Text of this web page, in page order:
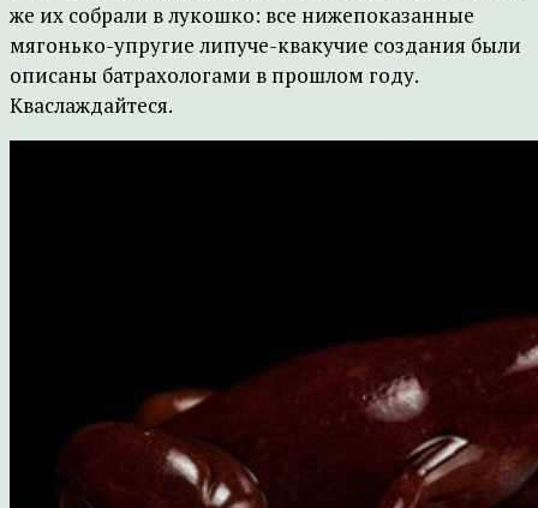
же их собрали в лукошко: все нижепоказанные
мягонько-упругие липуче-квакучие создания были
описаны батрахологами в прошлом году.
Кваслаждайтеся.